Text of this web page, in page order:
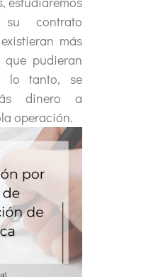
contrato
más
que pudieran
lo tanto, se
dinero a
operación.